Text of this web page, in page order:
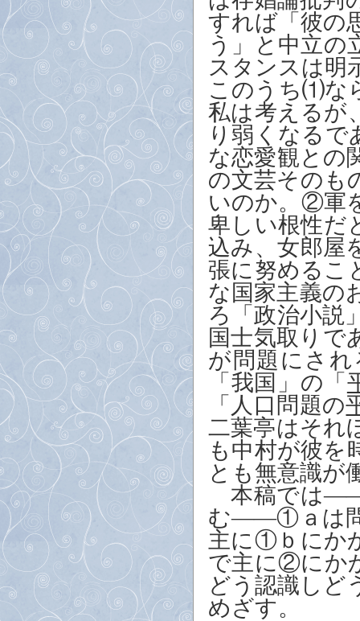
すれば「彼の
う」と中立の
スタンスは
このうち⑴な
私は考えるが
り弱くなるで
な恋愛観との
の文芸そのも
いのか。②軍
卑しい根性だ
込み、女郎屋
張に努めるこ
な国家主義の
ろ「政治小説
国士気取りで
が問題にさ
「我国」の「
「人口問題の
二葉亭はそれ
も中村が彼を
とも無意識が
本稿では――
む――①ａは問
主に①ｂにか
で主に②にか
どう認識しど
めざす。